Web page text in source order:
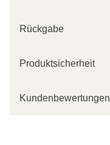
Rückgabe
Produktsicherheit
Kundenbewertungen